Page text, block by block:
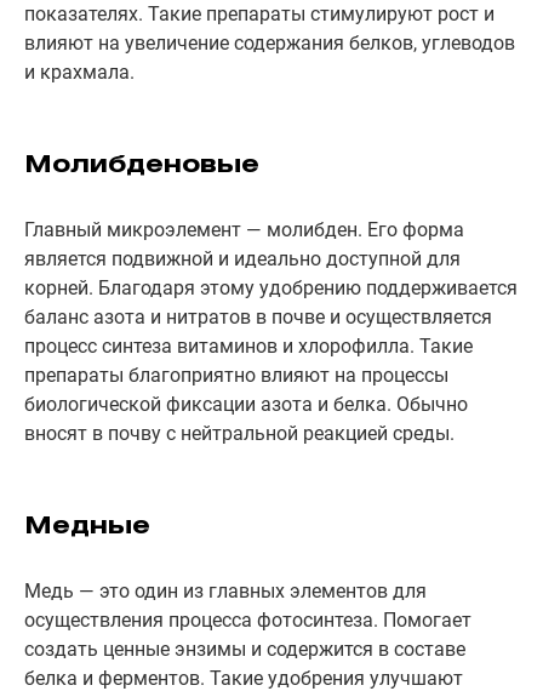
показателях. Такие препараты стимулируют рост и
влияют на увеличение содержания белков, углеводов
и крахмала.
Молибденовые
Главный микроэлемент — молибден. Его форма
является подвижной и идеально доступной для
корней. Благодаря этому удобрению поддерживается
баланс азота и нитратов в почве и осуществляется
процесс синтеза витаминов и хлорофилла. Такие
препараты благоприятно влияют на процессы
биологической фиксации азота и белка. Обычно
вносят в почву с нейтральной реакцией среды.
Медные
Медь — это один из главных элементов для
осуществления процесса фотосинтеза. Помогает
создать ценные энзимы и содержится в составе
белка и ферментов. Такие удобрения улучшают